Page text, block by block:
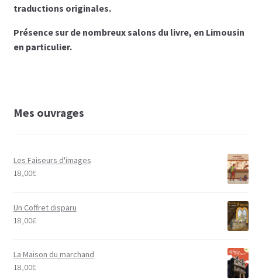
traductions originales.
Présence sur de nombreux salons du livre, en Limousin
en particulier.
Mes ouvrages
Les Faiseurs d'images
18,00€
Un Coffret disparu
18,00€
La Maison du marchand
18,00€